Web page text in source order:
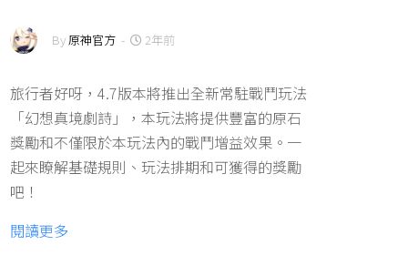
By原神官方 - 2年前
旅行者好呀，4.7版本將推出全新常駐戰鬥玩法
「幻想真境劇詩」，本玩法將提供豐富的原石
獎勵和不僅限於本玩法內的戰鬥增益效果。一
起來瞭解基礎規則、玩法排期和可獲得的獎勵
吧！
閱讀更多